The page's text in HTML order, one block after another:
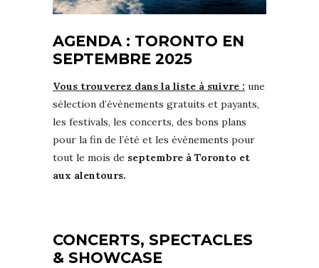
AGENDA : TORONTO EN
SEPTEMBRE 2025
Vous trouverez dans la liste à suivre : une
sélection d’évènements gratuits et payants,
les festivals, les concerts, des bons plans
pour la fin de l’été et les évènements pour
tout le mois de septembre à Toronto et
aux alentours.
CONCERTS, SPECTACLES
& SHOWCASE